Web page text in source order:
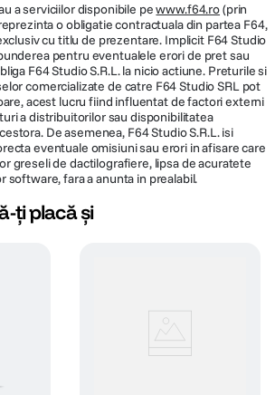
a serviciilor disponibile pewww.f64.ro(prin
o obligatie contractuala din partea F64,
cu titlu de prezentare. Implicit F64 Studio
pentru eventualele erori de pret sau
F64 Studio S.R.L. la nicio actiune. Preturile si
comercializate de catre F64 Studio SRL pot
acest lucru fiind influentat de factori externi
a distribuitorilor sau disponibilitatea
De asemenea, F64 Studio S.R.L. isi
eventuale omisiuni sau erori in afisare care
greseli de dactilografiere, lipsa de acuratete
software, fara a anunta in prealabil.
ți placă și